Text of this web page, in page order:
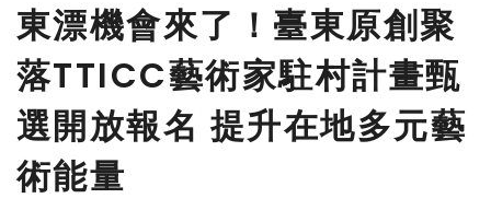
東漂機會來了！臺東原創聚
落TTICC藝術家駐村計畫甄
選開放報名 提升在地多元藝
術能量